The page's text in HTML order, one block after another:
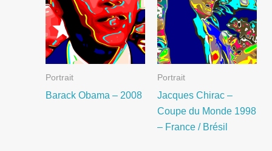
Portrait
Barack Obama – 2008
Portrait
Jacques Chirac –
Coupe du Monde 1998
– France / Brésil